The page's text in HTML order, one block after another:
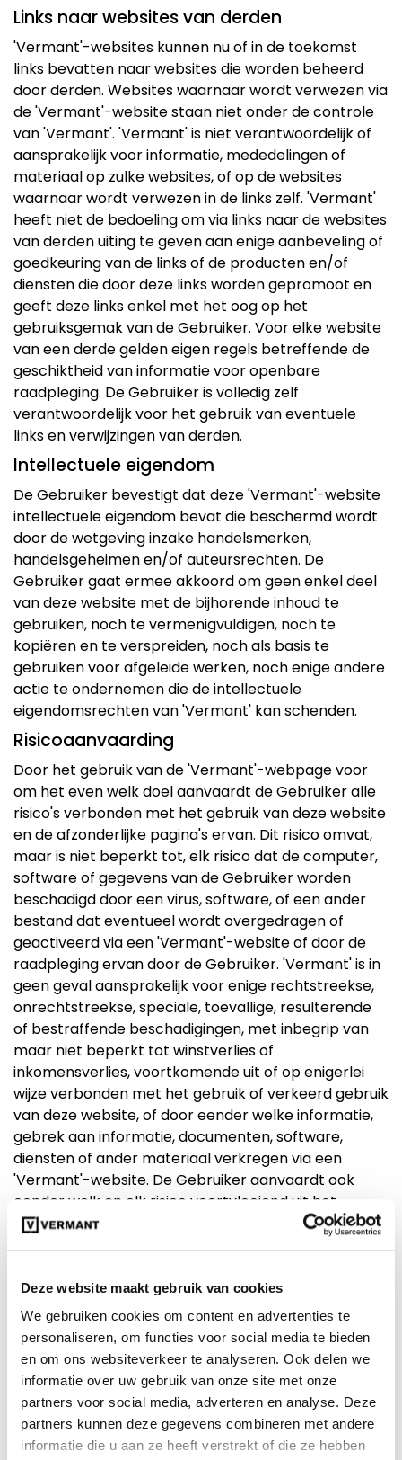
Deze website maakt gebruik van cookies
We gebruiken cookies om content en advertenties te
personaliseren, om functies voor social media te bieden
en om ons websiteverkeer te analyseren. Ook delen we
informatie over uw gebruik van onze site met onze
partners voor social media, adverteren en analyse. Deze
partners kunnen deze gegevens combineren met andere
informatie die u aan ze heeft verstrekt of die ze hebben
Links naar websites van derden
'Vermant'-websites kunnen nu of in de toekomst
links bevatten naar websites die worden beheerd
door derden. Websites waarnaar wordt verwezen via
de 'Vermant'-website staan niet onder de controle
van 'Vermant'. 'Vermant' is niet verantwoordelijk of
aansprakelijk voor informatie, mededelingen of
materiaal op zulke websites, of op de websites
waarnaar wordt verwezen in de links zelf. 'Vermant'
heeft niet de bedoeling om via links naar de websites
van derden uiting te geven aan enige aanbeveling of
goedkeuring van de links of de producten en/of
diensten die door deze links worden gepromoot en
geeft deze links enkel met het oog op het
gebruiksgemak van de Gebruiker. Voor elke website
van een derde gelden eigen regels betreffende de
geschiktheid van informatie voor openbare
raadpleging. De Gebruiker is volledig zelf
verantwoordelijk voor het gebruik van eventuele
links en verwijzingen van derden.
Intellectuele eigendom
De Gebruiker bevestigt dat deze 'Vermant'-website
intellectuele eigendom bevat die beschermd wordt
door de wetgeving inzake handelsmerken,
handelsgeheimen en/of auteursrechten. De
Gebruiker gaat ermee akkoord om geen enkel deel
van deze website met de bijhorende inhoud te
gebruiken, noch te vermenigvuldigen, noch te
kopiëren en te verspreiden, noch als basis te
gebruiken voor afgeleide werken, noch enige andere
actie te ondernemen die de intellectuele
eigendomsrechten van 'Vermant' kan schenden.
Risicoaanvaarding
Door het gebruik van de 'Vermant'-webpage voor
om het even welk doel aanvaardt de Gebruiker alle
risico's verbonden met het gebruik van deze website
en de afzonderlijke pagina's ervan. Dit risico omvat,
maar is niet beperkt tot, elk risico dat de computer,
software of gegevens van de Gebruiker worden
beschadigd door een virus, software, of een ander
bestand dat eventueel wordt overgedragen of
geactiveerd via een 'Vermant'-website of door de
raadpleging ervan door de Gebruiker. 'Vermant' is in
geen geval aansprakelijk voor enige rechtstreekse,
onrechtstreekse, speciale, toevallige, resulterende
of bestraffende beschadigingen, met inbegrip van
maar niet beperkt tot winstverlies of
inkomensverlies, voortkomende uit of op enigerlei
wijze verbonden met het gebruik of verkeerd gebruik
van deze website, of door eender welke informatie,
gebrek aan informatie, documenten, software,
diensten of ander materiaal verkregen via een
'Vermant'-website. De Gebruiker aanvaardt ook
eender welk en elk risico voortvloeiend uit het
gebruik van deze website, ongeacht of dit gebaseerd
is op een overeenkomst, onrechtmatige daad,
geval dat 'Vermant' en/of een van haar werknemers,
filialen, of agenten op de hoogte zijn gebracht van de
mogelijkheid van beschadiging. 'Vermant' is niet
aansprakelijk voor enig verlies of enige verwonding
geheel of gedeeltelijk veroorzaakt door haar
handelingen, nalatigheden of omstandigheden
buiten haar controle, waaronder het bezorgen,
samenstellen, tonen of afleveren van de informatie,